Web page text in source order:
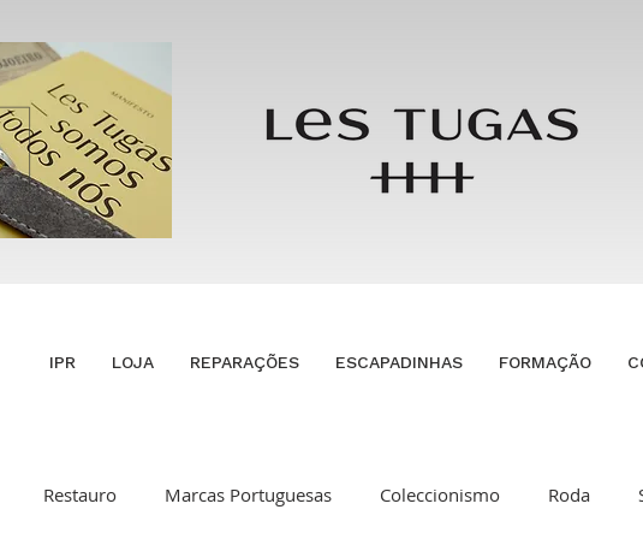
IPR LOJA REPARAÇÕES ESCAPADINHAS FORMAÇÃO
Restauro Marcas Portuguesas Coleccionismo Roda